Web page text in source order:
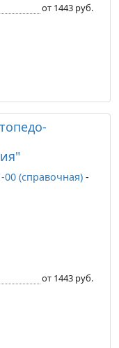
от 1443 руб.
00 (справочная) -
от 1443 руб.